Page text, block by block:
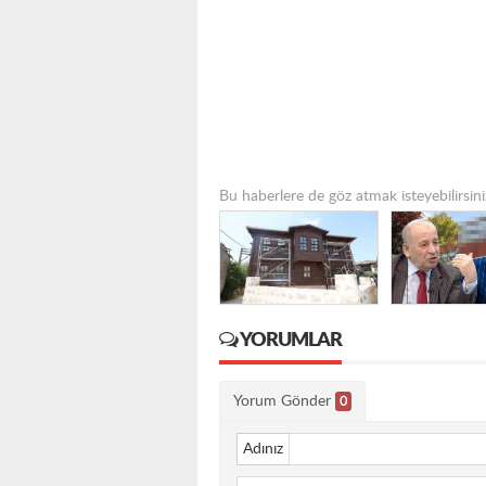
Bu haberlere de göz atmak
YORUMLAR
Yorum Gönder 0
Adınız